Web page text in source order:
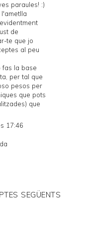
paraules! :)
de
te que jo
al peu
fas la base
per tal que
pesos per
que pots
que
17:46
SEGÜENTS